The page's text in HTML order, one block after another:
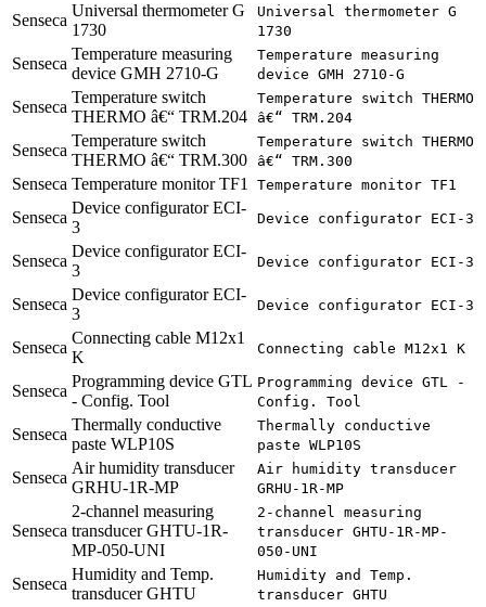
Senseca
Universal thermometer G
1730
Universal thermometer G
1730
Senseca
Temperature measuring
device GMH 2710-G
Temperature measuring
device GMH 2710-G
Senseca
Temperature switch
THERMO â€“ TRM.204
Temperature switch THERMO
â€“ TRM.204
Senseca
Temperature switch
THERMO â€“ TRM.300
Temperature switch THERMO
â€“ TRM.300
Senseca Temperature monitor TF1 Temperature monitor TF1
Senseca
Device configurator ECI-
3
Device configurator ECI-3
Senseca
Device configurator ECI-
3
Device configurator ECI-3
Senseca
Device configurator ECI-
3
Device configurator ECI-3
Senseca
Connecting cable M12x1
K
Connecting cable M12x1 K
Senseca
Programming device GTL
- Config. Tool
Programming device GTL -
Config. Tool
Senseca
Thermally conductive
paste WLP10S
Thermally conductive
paste WLP10S
Senseca
Air humidity transducer
GRHU-1R-MP
Air humidity transducer
GRHU-1R-MP
Senseca
2-channel measuring
transducer GHTU-1R-
MP-050-UNI
2-channel measuring
transducer GHTU-1R-MP-
050-UNI
Senseca
Humidity and Temp.
transducer GHTU
Humidity and Temp.
transducer GHTU